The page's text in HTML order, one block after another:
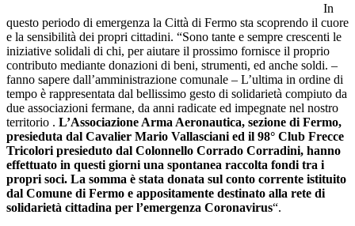
In
questo periodo di emergenza la Città di Fermo sta scoprendo il cuore
e la sensibilità dei propri cittadini. “Sono tante e sempre crescenti le
iniziative solidali di chi, per aiutare il prossimo fornisce il proprio
contributo mediante donazioni di beni, strumenti, ed anche soldi. –
fanno sapere dall’amministrazione comunale – L’ultima in ordine di
tempo è rappresentata dal bellissimo gesto di solidarietà compiuto da
due associazioni fermane, da anni radicate ed impegnate nel nostro
territorio . L’Associazione Arma Aeronautica, sezione di Fermo,
presieduta dal Cavalier Mario Vallasciani ed il 98° Club Frecce
Tricolori presieduto dal Colonnello Corrado Corradini, hanno
effettuato in questi giorni una spontanea raccolta fondi tra i
propri soci. La somma è stata donata sul conto corrente istituito
dal Comune di Fermo e appositamente destinato alla rete di
solidarietà cittadina per l’emergenza Coronavirus“.